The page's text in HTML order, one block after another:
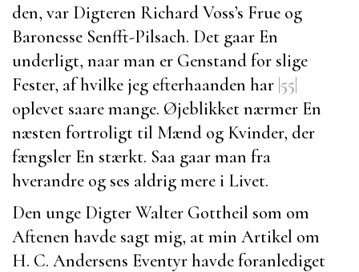
den, var Digteren Richard Voss’s Frue og
Baronesse Senfft-Pilsach. Det gaar En
underligt, naar man er Genstand for slige
Fester, af hvilke jeg efterhaanden har |55|
oplevet saare mange. Øjeblikket nærmer En
næsten fortroligt til Mænd og Kvinder, der
fængsler En stærkt. Saa gaar man fra
hverandre og ses aldrig mere i Livet.
Den unge DigterWalter Gottheil som om
Aftenen havde sagt mig, at min Artikel om
H. C. Andersens Eventyr havde foranlediget